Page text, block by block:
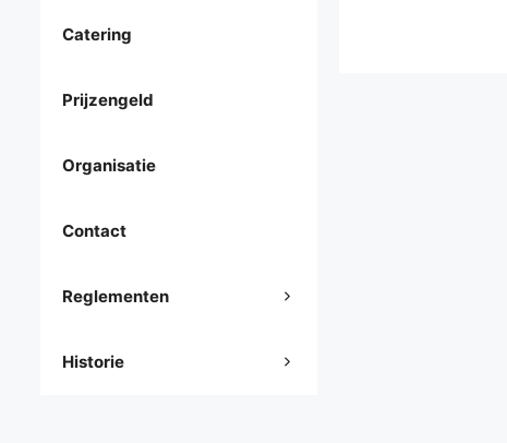
Catering
Prijzengeld
Organisatie
Contact
Reglementen
Historie